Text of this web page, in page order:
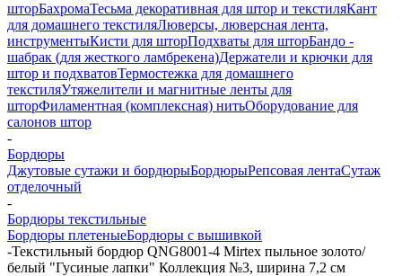
шторБахромаТесьма декоративная для штор и текстиляКант
для домашнего текстиляЛюверсы, люверсная лента,
инструментыКисти для шторПодхваты для шторБандо -
шабрак (для жесткого ламбрекена)Держатели и крючки для
штор и подхватовТермостежка для домашнего
текстиляУтяжелители и магнитные ленты для
шторФиламентная (комплексная) нитьОборудование для
салонов штор
-
Бордюры
Джутовые сутажи и бордюрыБордюрыРепсовая лентаСутаж
отделочный
-
Бордюры текстильные
Бордюры плетеныеБордюры с вышивкой
-Текстильный бордюр QNG8001-4 Mirtex пыльное золото/
белый "Гусиные лапки" Коллекция №3, ширина 7,2 см